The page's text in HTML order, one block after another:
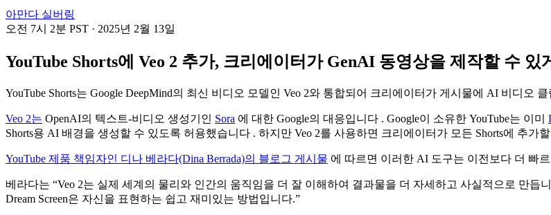
아만다 실버링
오전 7시 2분 PST · 2025년 2월 13일
YouTube Shorts에 Veo 2 추가, 크리에이터가 GenAI 동영상을 제작할 수 있
YouTube Shorts는 Google DeepMind의 최신 비디오 모델인 Veo 2와 통합되어 크리에이터가 게시물에 AI 비디오
Veo 2는 OpenAI의 텍스트-비디오 생성기인 Sora 에 대한 Google의 대응입니다 . Google이 소유한 YouTube는 이미
Shorts용 AI 배경을 생성할 수 있도록 허용했습니다 . 하지만 Veo 2를 사용하면 크리에이터가 모든 Shorts에 추가
YouTube 제품 책임자인 디나 베라다(Dina Berrada)의 블로그 게시물 에 따르면 이러한 AI 도구는 이전보다 더 빠
베라다는 “Veo 2는 실제 세계의 물리와 인간의 움직임을 더 잘 이해하여 결과물을 더 자세하고 사실적으로 만듭
Dream Screen은 자신을 표현하는 쉽고 재미있는 방법입니다.”